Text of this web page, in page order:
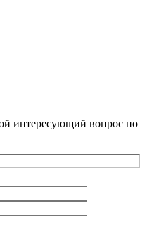
интересующий вопрос по